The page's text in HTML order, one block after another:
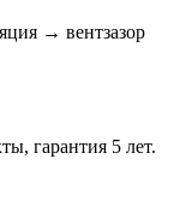
→ вентзазор
гарантия 5 лет.